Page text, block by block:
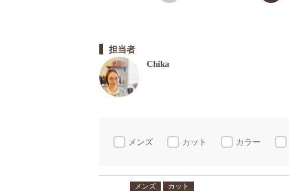
担当者
Chika
メンズ カット カラー
メンズ カット